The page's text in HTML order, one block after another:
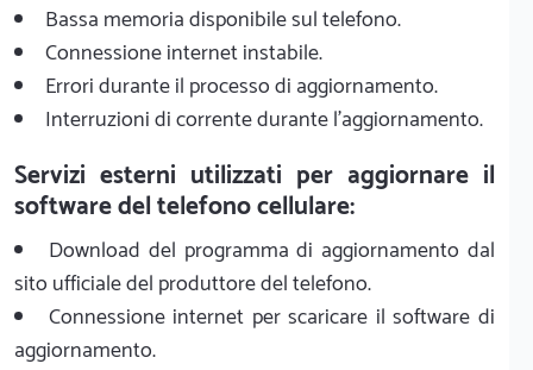
Bassa memoria disponibile sul telefono.
Connessione internet instabile.
Errori durante il processo di aggiornamento.
Interruzioni di corrente durante l'aggiornamento.
Servizi esterni utilizzati per aggiornare il
software del telefono cellulare:
Download del programma di aggiornamento dal
sito ufficiale del produttore del telefono.
Connessione internet per scaricare il software di
aggiornamento.